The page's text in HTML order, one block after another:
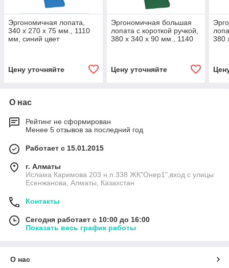
Эргономичная лопата,
340 x 270 x 75 мм., 1110
мм, синий цвет
Цену уточняйте
Эргономичная большая
лопата с короткой ручкой,
380 x 340 x 90 мм., 1140
Цену уточняйте
380
О нас
Рейтинг не сформирован
Менее 5 отзывов за последний год
Работает с 15.01.2015
г. Алматы
Ислама Каримова 203 н.п.338 ЖК"Онер1",вход с улицы
Есенжанова, Алматы, Казахстан
Контакты
Сегодня работает с 10:00 до 16:00
Показать весь график работы
О нас